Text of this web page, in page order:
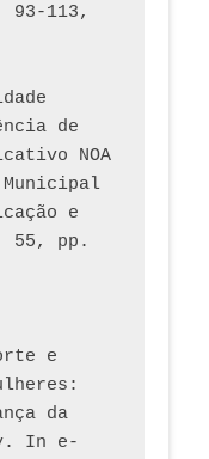
113,
de
NOA
e
55, pp.
e
da
In e-